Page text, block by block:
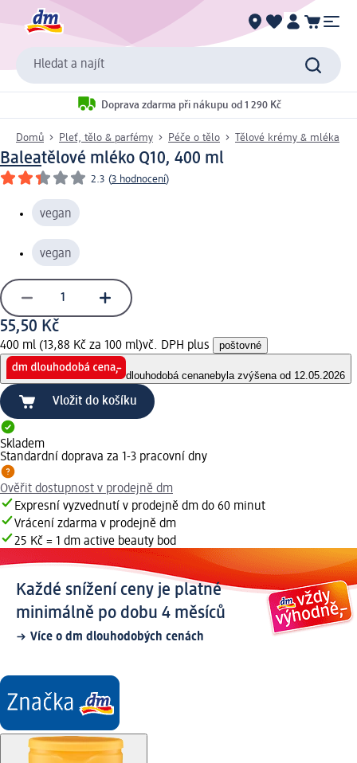
Hledat a najít
Doprava zdarma při nákupu od 1 290 Kč
Domů Pleť, tělo & parfémy Péče o tělo Tělové krémy & mléka
Baleatělové mléko Q10, 400 ml
2.3 (3 hodnocení)
vegan
vegan
55,50 Kč
400 ml (13,88 Kč za 100 ml)vč. DPH plus poštovné
dlouhodobá cenanebyla zvýšena od 12.05.2026
Vložit do košíku
Skladem
Standardní doprava za 1-3 pracovní dny
Ověřit dostupnost v prodejně dm
Expresní vyzvednutí v prodejně dm do 60 minut
Vrácení zdarma v prodejně dm
25 Kč = 1 dm active beauty bod
Každé snížení ceny je platné
minimálně po dobu 4 měsíců
Více o dm dlouhodobých cenách